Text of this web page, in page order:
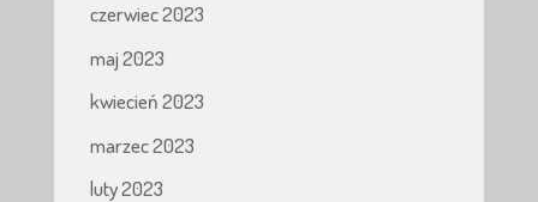
czerwiec 2023
maj 2023
kwiecień 2023
marzec 2023
luty 2023